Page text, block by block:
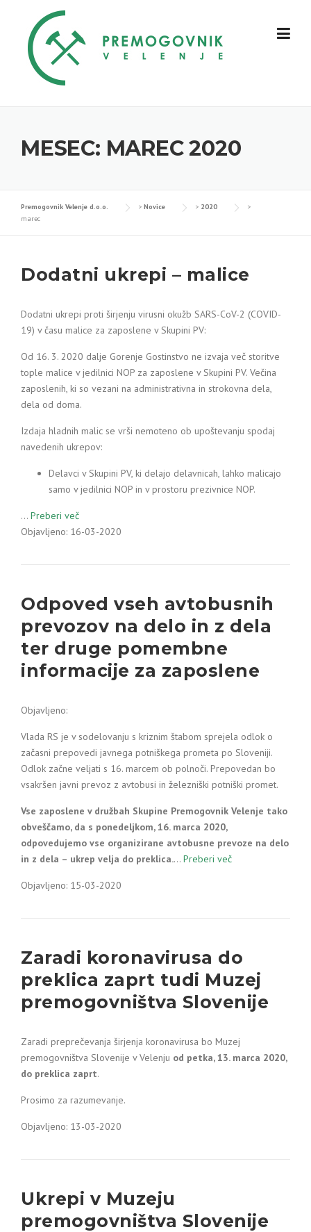
content
MESEC: MAREC 2020
Premogovnik Velenje d.o.o. > Novice > 2020
>
marec
Dodatni ukrepi – malice
Dodatni ukrepi proti širjenju virusni okužb SARS-CoV-2 (COVID-
19) v času malice za zaposlene v Skupini PV:
Od 16. 3. 2020 dalje Gorenje Gostinstvo ne izvaja več storitve
tople malice v jedilnici NOP za zaposlene v Skupini PV. Večina
zaposlenih, ki so vezani na administrativna in strokovna dela,
dela od doma.
Izdaja hladnih malic se vrši nemoteno ob upoštevanju spodaj
navedenih ukrepov:
Delavci v Skupini PV, ki delajo delavnicah, lahko malicajo
samo v jedilnici NOP in v prostoru prezivnice NOP.
… Preberi več
Objavljeno: 16-03-2020
Odpoved vseh avtobusnih
prevozov na delo in z dela
ter druge pomembne
informacije za zaposlene
Objavljeno:
Vlada RS je v sodelovanju s kriznim štabom sprejela odlok o
začasni prepovedi javnega potniškega prometa po Sloveniji.
Odlok začne veljati s 16. marcem ob polnoči. Prepovedan bo
vsakršen javni prevoz z avtobusi in železniški potniški promet.
Vse zaposlene v družbah Skupine Premogovnik Velenje tako
obveščamo, da s ponedeljkom, 16. marca 2020,
odpovedujemo vse organizirane avtobusne prevoze na delo
in z dela – ukrep velja do preklica.… Preberi več
Objavljeno: 15-03-2020
Zaradi koronavirusa do
preklica zaprt tudi Muzej
premogovništva Slovenije
Zaradi preprečevanja širjenja koronavirusa bo Muzej
premogovništva Slovenije v Velenju od petka, 13. marca 2020,
do preklica zaprt.
Prosimo za razumevanje.
Objavljeno: 13-03-2020
Ukrepi v Muzeju
premogovništva Slovenije